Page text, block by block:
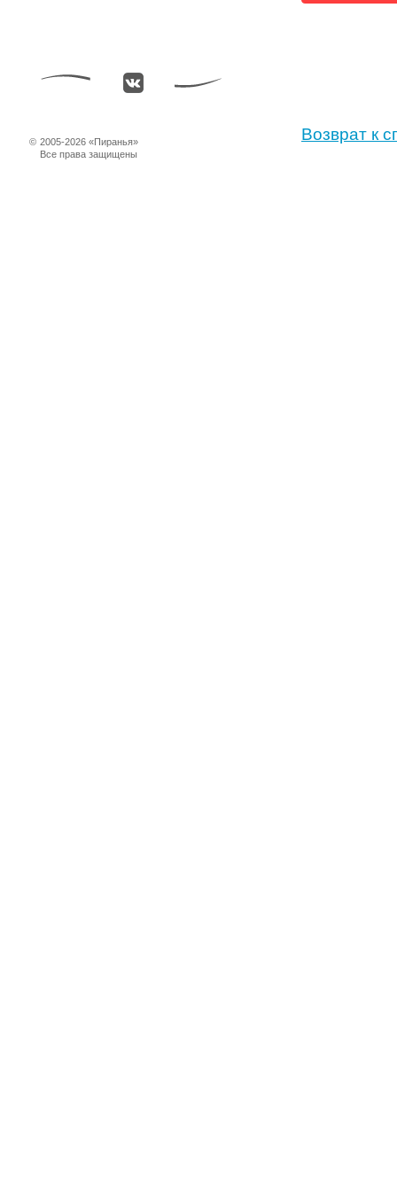
Возврат к
© 2005-2026 «Пиранья»
Все права защищены